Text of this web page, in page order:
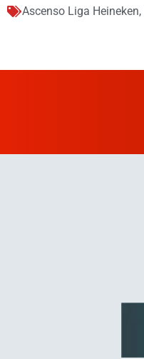
Ascenso Liga Heineken,